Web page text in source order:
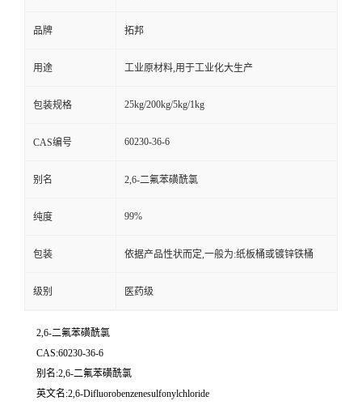
品牌 拓邦
用途 工业原材料,用于工业化大生产
包装规格 25kg/200kg/5kg/1kg
CAS编号 60230-36-6
别名 2,6-二氟苯磺酰氯
纯度 99%
包装 依据产品性状而定,一般为:纸板桶或镀锌铁桶
级别 医药级
2,6-二氟苯磺酰氯
CAS:60230-36-6
别名:2,6-二氟苯磺酰氯
英文名:2,6-Difluorobenzenesulfonylchloride